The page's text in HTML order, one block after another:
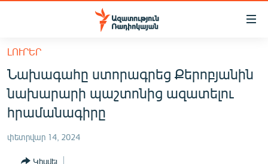
Մատչելիության
հիմնական
բովանդակությանը
Անցնել
հիմնական
մենյուին
ՀԱՅԱՍՏԱՆ
ՔԱՂԱՔԱԿԱՆ
ԼՈՒՐԵՐ
Նախագահը ստորագրեց Քերոբյանին
նախարարի պաշտոնից ազատելու
հրամանագիրը
փետրվար 14, 2024
Կիսվել